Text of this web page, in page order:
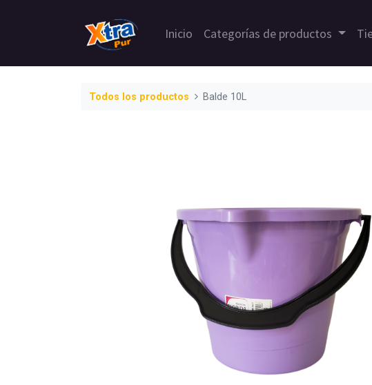
Inicio Categorías de productos
Todos los productos Balde 10L